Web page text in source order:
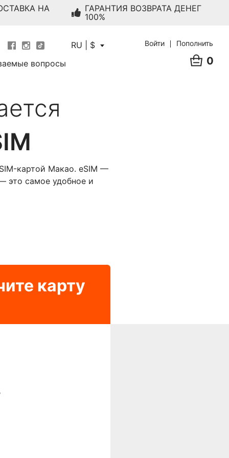
НА
ГАРАНТИЯ ВОЗВРАТА ДЕНЕГ
100%
RU | $
вопросы
0
Войти Пополнить
картой Макао. eSIM —
это самое удобное и
карту